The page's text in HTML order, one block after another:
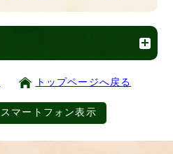
トップページへ戻る
スマートフォン表示